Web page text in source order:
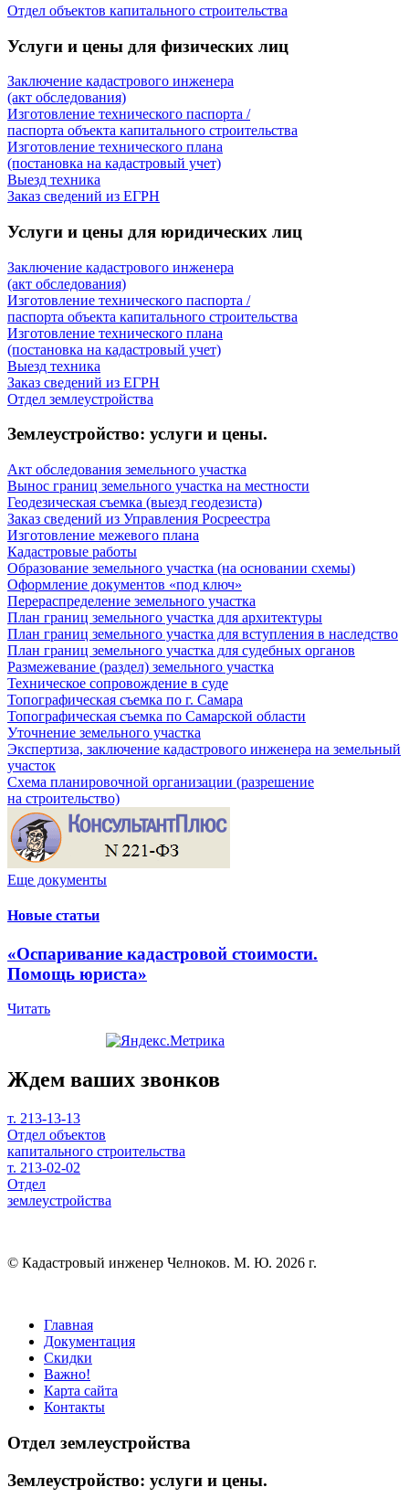
Отдел объектов капитального строительства
Услуги и цены для физических лиц
Заключение кадастрового инженера
(акт обследования)
Изготовление технического паспорта /
паспорта объекта капитального строительства
Изготовление технического плана
(постановка на кадастровый учет)
Выезд техника
Заказ сведений из ЕГРН
Услуги и цены для юридических лиц
Заключение кадастрового инженера
(акт обследования)
Изготовление технического паспорта /
паспорта объекта капитального строительства
Изготовление технического плана
(постановка на кадастровый учет)
Выезд техника
Заказ сведений из ЕГРН
Отдел землеустройства
Землеустройство: услуги и цены.
Акт обследования земельного участка
Вынос границ земельного участка на местности
Геодезическая съемка (выезд геодезиста)
Заказ сведений из Управления Росреестра
Изготовление межевого плана
Кадастровые работы
Образование земельного участка (на основании схемы)
Оформление документов «под ключ»
Перераспределение земельного участка
План границ земельного участка для архитектуры
План границ земельного участка для вступления в наследство
План границ земельного участка для судебных органов
Размежевание (раздел) земельного участка
Техническое сопровождение в суде
Топографическая съемка по г. Самара
Топографическая съемка по Самарской области
Уточнение земельного участка
Экспертиза, заключение кадастрового инженера на земельный
участок
Схема планировочной организации (разрешение
на строительство)
Еще документы
Новые статьи
«Оспаривание кадастровой стоимости.
Помощь юриста»
Читать
Ждем ваших звонков
т. 213-13-13
Отдел объектов
капитального строительства
т. 213-02-02
Отдел
землеустройства
© Кадастровый инженер Челноков. М. Ю. 2026 г.
Главная
Документация
Скидки
Важно!
Карта сайта
Контакты
Отдел землеустройства
Землеустройство: услуги и цены.